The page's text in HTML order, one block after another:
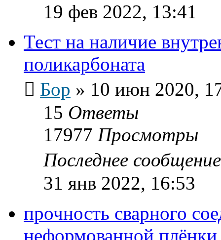
19 фев 2022, 13:41
Тест на наличие
поликарбоната
Бор » 10 июн 2020,
15 Ответы
17977 Просмотры
Последнее
31 янв 2022, 16:53
прочность сварного
неформованной плёнки